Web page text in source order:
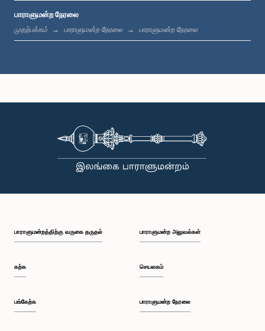
மு.ப. 11:37 - மு.ப. 11:45
மு.ப. 11:57 - பி.ப. 12:09
பி.ப. 12:09 - பி.ப. 12:18
பி.ப. 12:26 - பி.ப. 12:37
பாராளுமன்ற நேரலை
முதற்பக்கம் பாராளுமன்ற நேரலை பாராளுமன்ற நேரலை
பாராளுமன்றத்திற்கு வருகை தருதல்
கற்க
பங்கேற்க
பாராளுமன்ற அலுவல்கள்
செயலகம்
பாராளுமன்ற நேரலை